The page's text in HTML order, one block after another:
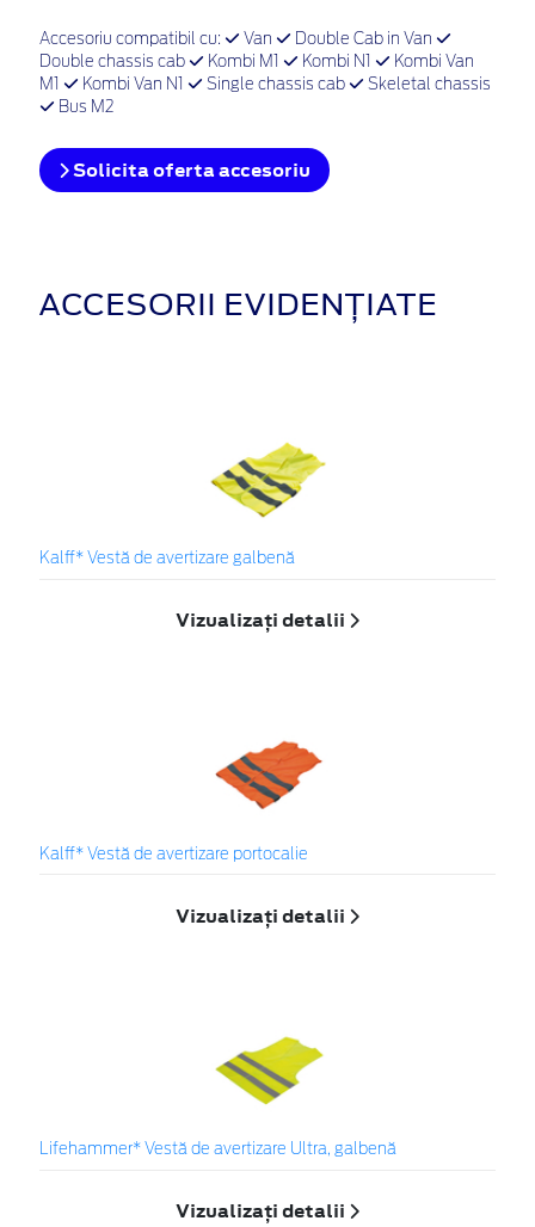
Accesoriu compatibil cu: Van
Double Cab in Van
Double chassis cab
Kombi M1 Kombi N1
Kombi Van
M1
Kombi Van N1 Single chassis cab
Skeletal chassis
Bus M2
Solicita oferta accesoriu
ACCESORII EVIDENȚIATE
Kalff* Vestă de avertizare galbenă
Vizualizați detalii
Kalff* Vestă de avertizare portocalie
Vizualizați detalii
Lifehammer* Vestă de avertizare Ultra, galbenă
Vizualizați detalii